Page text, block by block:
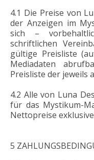
4.1 Die Preise von
der Anzeigen im
sich –
schriftlichen
gültige Preisliste
Mediadaten
Preisliste der jeweils
4.2 Alle von Luna
für das Mystikum-
Nettopreise
5